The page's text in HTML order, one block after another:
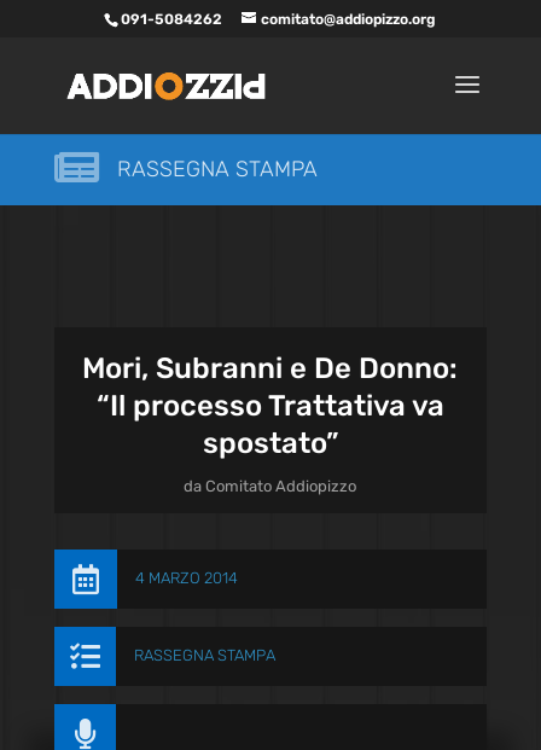
091-5084262 comitato@addiopizzo.org
 RASSEGNA STAMPA
Mori, Subranni e De Donno:
“Il processo Trattativa va
spostato”
daComitato Addiopizzo
 4 MARZO 2014
 RASSEGNA STAMPA
